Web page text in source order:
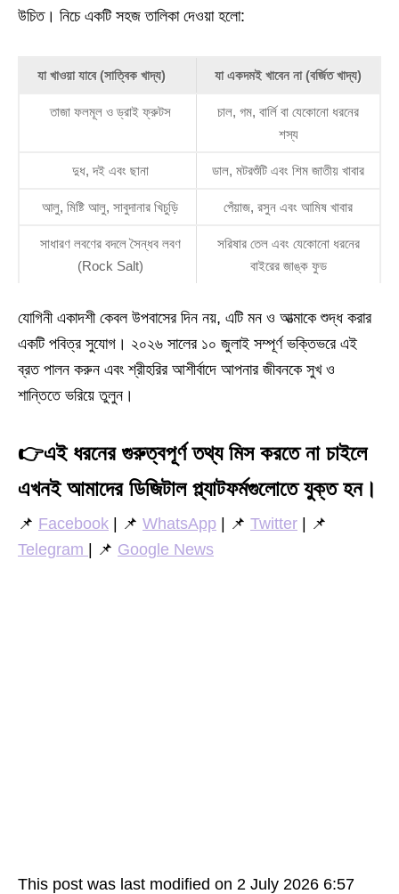
উচিত। নিচে একটি সহজ তালিকা দেওয়া হলো:
যা খাওয়া যাবে (সাত্বিক খাদ্য) যা একদমই খাবেন না (বর্জিত খাদ্য)
তাজা ফলমূল ও ড্রাই ফ্রুটস
চাল, গম, বার্লি বা যেকোনো ধরনের
শস্য
দুধ, দই এবং ছানা ডাল, মটরশুঁটি এবং শিম জাতীয় খাবার
আলু, মিষ্টি আলু, সাবুদানার খিচুড়ি পেঁয়াজ, রসুন এবং আমিষ খাবার
সাধারণ লবণের বদলে সৈন্ধব লবণ
(Rock Salt)
সরিষার তেল এবং যেকোনো ধরনের
বাইরের জাঙ্ক ফুড
যোগিনী একাদশী কেবল উপবাসের দিন নয়, এটি মন ও আত্মাকে শুদ্ধ করার
একটি পবিত্র সুযোগ। ২০২৬ সালের ১০ জুলাই সম্পূর্ণ ভক্তিভরে এই
ব্রত পালন করুন এবং শ্রীহরির আশীর্বাদে আপনার জীবনকে সুখ ও
শান্তিতে ভরিয়ে তুলুন।
👉এই ধরনের গুরুত্বপূর্ণ তথ্য মিস করতে না চাইলে
এখনই আমাদের ডিজিটাল প্ল্যাটফর্মগুলোতে যুক্ত হন।
📌 Facebook | 📌 WhatsApp | 📌 Twitter | 📌
Telegram
| 📌 Google News
This post was last modified on 2 July 2026 6:57